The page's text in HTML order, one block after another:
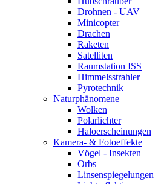
Drohnen - UAV
Minicopter
Drachen
Raketen
Satelliten
Raumstation ISS
Himmelsstrahler
Pyrotechnik
Naturphänomene
Wolken
Polarlichter
Haloerscheinungen
Kamera- & Fotoeffekte
Vögel - Insekten
Orbs
Linsenspiegelungen